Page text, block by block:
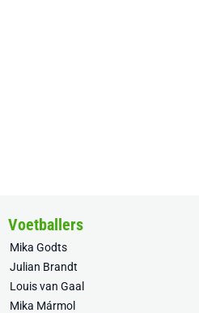
Voetballers
Mika Godts
Julian Brandt
Louis van Gaal
Mika Mármol